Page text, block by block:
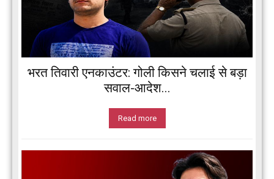
भरत तिवारी एनकाउंटर: गोली किसने चलाई से बड़ा
सवाल-आदेश...
Read more